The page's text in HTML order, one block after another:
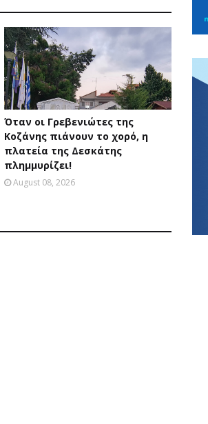
Όταν οι Γρεβενιώτες της
Κοζάνης πιάνουν το χορό, η
πλατεία της Δεσκάτης
πλημμυρίζει!
August 08, 2026